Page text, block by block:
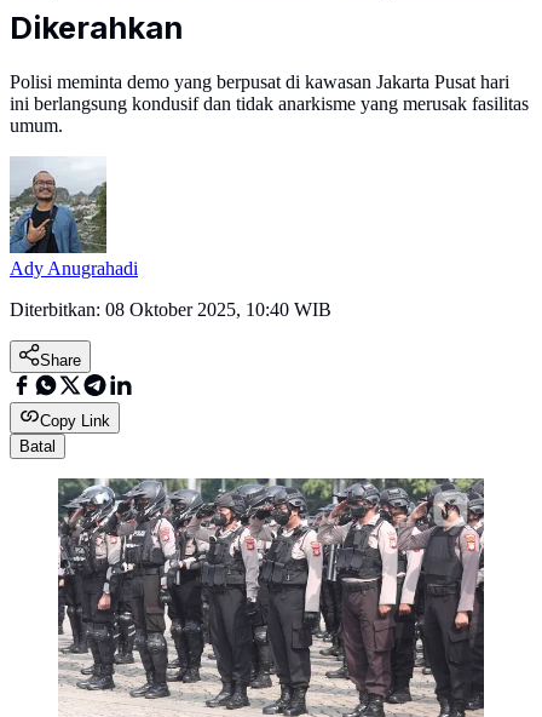
Dikerahkan
Polisi meminta demo yang berpusat di kawasan Jakarta Pusat hari
ini berlangsung kondusif dan tidak anarkisme yang merusak fasilitas
umum.
Ady Anugrahadi
Diterbitkan: 08 Oktober 2025, 10:40 WIB
Share
Copy Link
Batal